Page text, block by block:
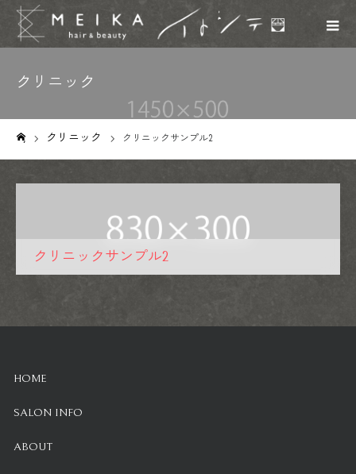
クリニック
ーム クリニック クリニックサンプル2
クリニックサンプル2
HOME
SALON INFO
ABOUT